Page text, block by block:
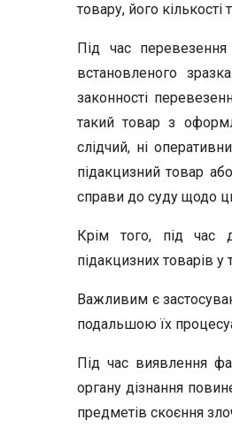
товару, його кількості
Під час
встановленого
законності
такий товар з
слідчий, ні
підакцизний товар
справи до суду щодо
Крім того, під час
підакцизних товарів
Важливим є
подальшою їх
Під час виявлення
органу дізнання
предметів скоєння